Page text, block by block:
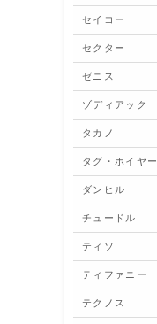
セイコー
セクター
ゼニス
ゾディアック
タカノ
タグ・ホイヤー
ダンヒル
チュードル
ティソ
ティファニー
テクノス